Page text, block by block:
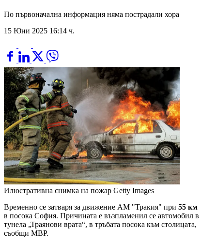
По първоначална информация няма пострадали хора
15 Юни 2025 16:14 ч.
Илюстративна снимка на пожар Getty Images
Временно се затваря за движение АМ "Тракия" при 55 км
в посока София. Причината е възпламенил се автомобил в
тунела „Траянови врата“, в тръбата посока към столицата,
съобщи МВР.